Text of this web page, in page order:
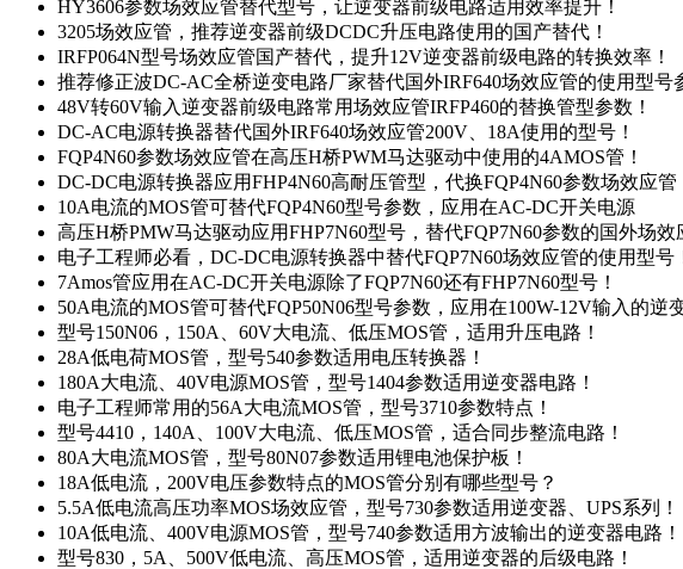
HY3606参数场效应管替代型号，让逆变器前级电路适用效率提升！
3205场效应管，推荐逆变器前级DCDC升压电路使用的国产替代！
IRFP064N型号场效应管国产替代，提升12V逆变器前级电路的转换效率！
推荐修正波DC-AC全桥逆变电路厂家替代国外IRF640场效应管的使用型号
48V转60V输入逆变器前级电路常用场效应管IRFP460的替换管型参数！
DC-AC电源转换器替代国外IRF640场效应管200V、18A使用的型号！
FQP4N60参数场效应管在高压H桥PWM马达驱动中使用的4AMOS管！
DC-DC电源转换器应用FHP4N60高耐压管型，代换FQP4N60参数场效应管
10A电流的MOS管可替代FQP4N60型号参数，应用在AC-DC开关电源
高压H桥PMW马达驱动应用FHP7N60型号，替代FQP7N60参数的国外场效
电子工程师必看，DC-DC电源转换器中替代FQP7N60场效应管的使用型号
7Amos管应用在AC-DC开关电源除了FQP7N60还有FHP7N60型号！
50A电流的MOS管可替代FQP50N06型号参数，应用在100W-12V输入的逆
型号150N06，150A、60V大电流、低压MOS管，适用升压电路！
28A低电荷MOS管，型号540参数适用电压转换器！
180A大电流、40V电源MOS管，型号1404参数适用逆变器电路！
电子工程师常用的56A大电流MOS管，型号3710参数特点！
型号4410，140A、100V大电流、低压MOS管，适合同步整流电路！
80A大电流MOS管，型号80N07参数适用锂电池保护板！
18A低电流，200V电压参数特点的MOS管分别有哪些型号？
5.5A低电流高压功率MOS场效应管，型号730参数适用逆变器、UPS系列！
10A低电流、400V电源MOS管，型号740参数适用方波输出的逆变器电路！
型号830，5A、500V低电流、高压MOS管，适用逆变器的后级电路！